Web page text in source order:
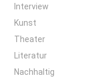
Interview
Kunst
Theater
Literatur
Nachhaltig